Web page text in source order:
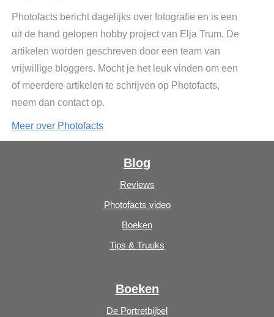
Photofacts bericht dagelijks over fotografie en is een
uit de hand gelopen hobby project van Elja Trum. De
artikelen worden geschreven door een team van
vrijwillige bloggers. Mocht je het leuk vinden om een
of meerdere artikelen te schrijven op Photofacts,
neem dan contact op.
Meer over Photofacts
Blog
Reviews
Photofacts video
Boeken
Tips & Truuks
Boeken
De Portretbijbel